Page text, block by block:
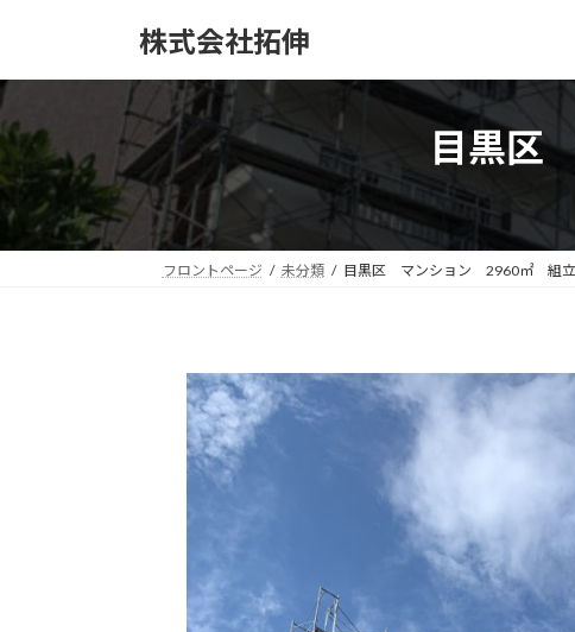
ン
ツ
ス
キ
ー
シ
ン
に
株式会社拓伸
目黒区
フロントページ 未分類 目黒区 マンション 2960㎡ 組立